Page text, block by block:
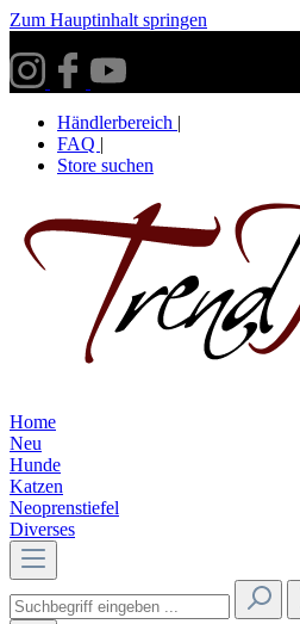
Zum Hauptinhalt springen
Händlerbereich |
FAQ |
Store suchen
Home
Neu
Hunde
Katzen
Neoprenstiefel
Diverses